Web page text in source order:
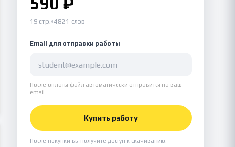
19 стр.•4821 слов
Email для отправки работы
После оплаты файл автоматически отправится на ваш
email.
Купить работу
После покупки вы получите доступ к скачиванию.